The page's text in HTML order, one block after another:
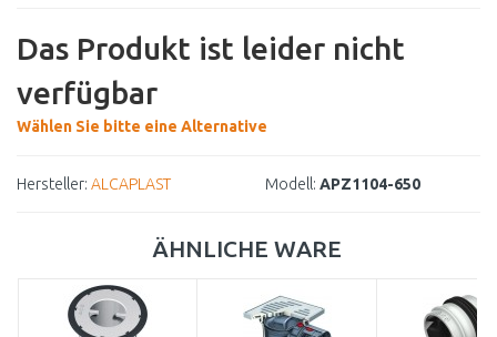
Das Produkt ist leider nicht
verfügbar
Wählen Sie bitte eine Alternative
Hersteller: ALCAPLAST Modell: APZ1104-650
ÄHNLICHE WARE